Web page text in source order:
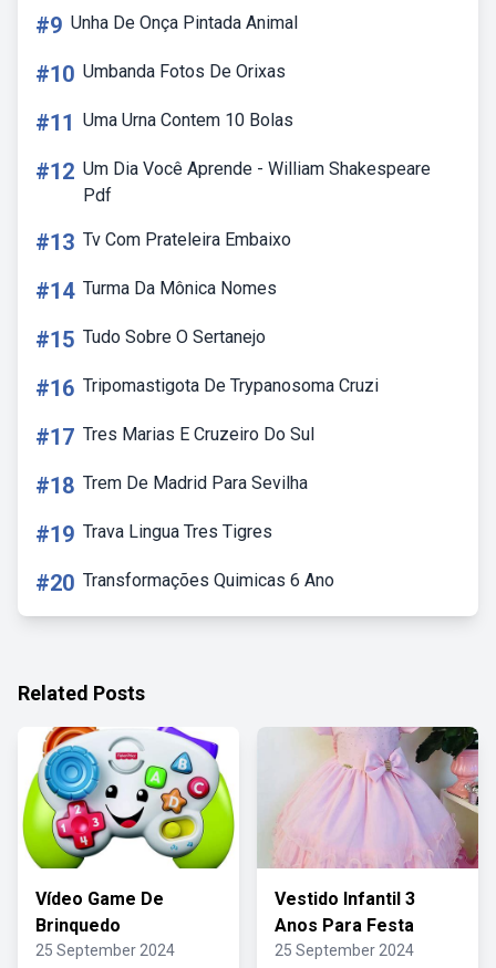
#9 Unha De Onça Pintada Animal
#10 Umbanda Fotos De Orixas
#11 Uma Urna Contem 10 Bolas
#12 Um Dia Você Aprende - William Shakespeare
Pdf
#13 Tv Com Prateleira Embaixo
#14 Turma Da Mônica Nomes
#15 Tudo Sobre O Sertanejo
#16 Tripomastigota De Trypanosoma Cruzi
#17 Tres Marias E Cruzeiro Do Sul
#18 Trem De Madrid Para Sevilha
#19 Trava Lingua Tres Tigres
#20 Transformações Quimicas 6 Ano
Related Posts
Vídeo Game De
Brinquedo
25 September 2024
Vestido Infantil 3
Anos Para Festa
25 September 2024